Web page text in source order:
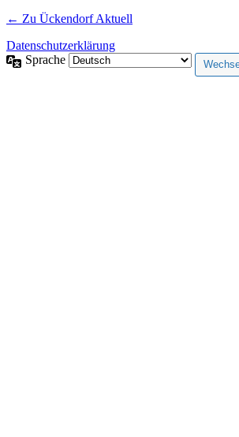
← Zu Ückendorf Aktuell
Datenschutzerklärung
Sprache